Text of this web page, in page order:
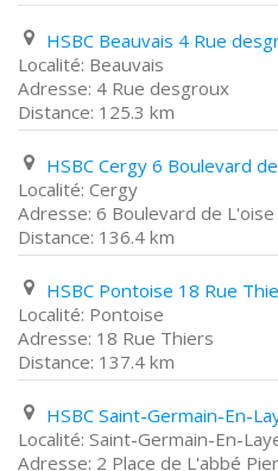
HSBC Beauvais 4 Rue
Beauvais
4 Rue desgroux
125.3 km
HSBC Cergy 6 Boulevard
Cergy
6 Boulevard de L'oise
136.4 km
HSBC Pontoise 18 Rue
Pontoise
18 Rue Thiers
137.4 km
Saint-Germain-En-
2 Place de L'abbé